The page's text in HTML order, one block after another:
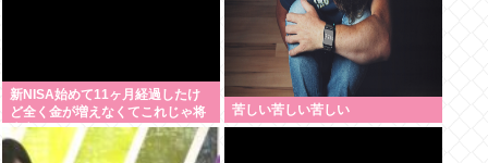
新NISA始めて11ヶ月経過したけ
ど全く金が増えなくてこれじゃ将
来心配でワロタ
苦しい苦しい苦しい